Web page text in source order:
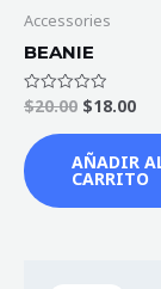
Accessories
BEANIE
Valorado
en
de
5
$20.00 $18.00
AÑADIR
CARRITO